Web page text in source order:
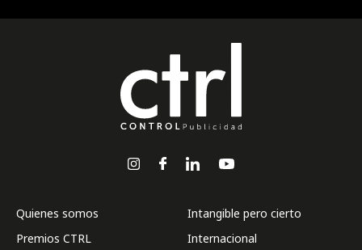
Quienes somos
Premios CTRL
Intangible pero cierto
Internacional